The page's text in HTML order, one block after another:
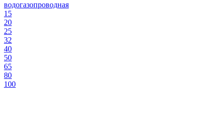
водогазопроводная
15
20
25
32
40
50
65
80
100